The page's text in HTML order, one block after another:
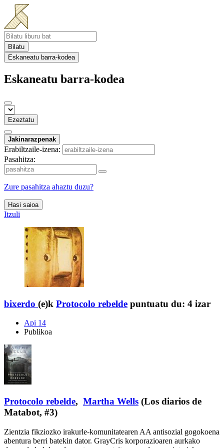
Bilatu
Eskaneatu barra-kodea
Eskaneatu barra-kodea
Ezeztatu
Jakinarazpenak
Erabiltzaile-izena:
Pasahitza:
Zure pasahitza ahaztu duzu?
Hasi saioa
Itzuli
bixerdo (e)k Protocolo rebelde puntuatu du: 4 izar
Api 14
Publikoa
Protocolo rebelde, Martha Wells (Los diarios de
Matabot, #3)
Zientzia fikziozko irakurle-komunitatearen AA antisozial gogokoena
abentura berri batekin dator. GrayCris korporazioaren aurkako